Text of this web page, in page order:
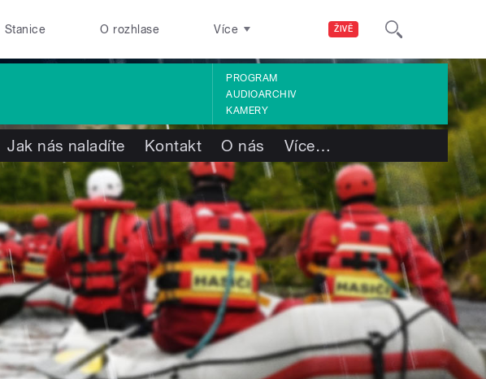
ŽIVĚ
Stanice O rozhlase Více
PROGRAM
AUDIOARCHIV
KAMERY
Jak nás naladíte Kontakt O nás Více…